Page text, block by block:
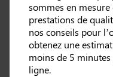
sommes en
prestations de
nos conseils pour
obtenez une
moins de 5
ligne.